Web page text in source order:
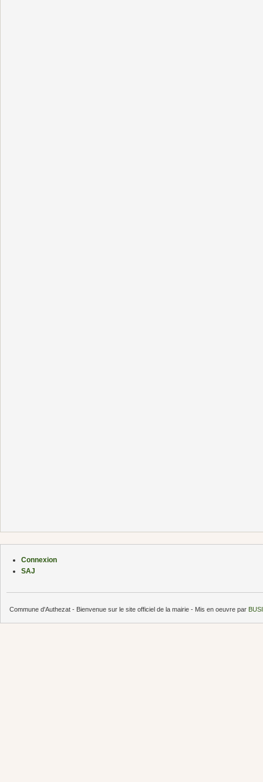
Connexion
SAJ
Commune d'Authezat - Bienvenue sur le site officiel de la mairie - Mis en oeuvre par